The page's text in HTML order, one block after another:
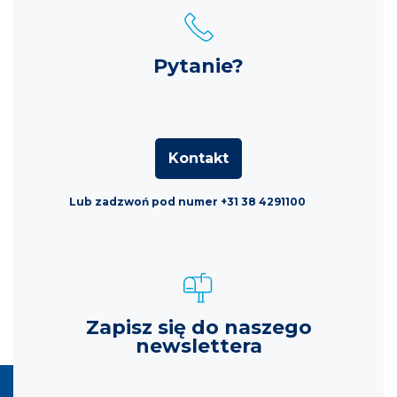
Pytanie?
Kontakt
Lub zadzwoń pod numer +31 38 4291100
Zapisz się do naszego
newslettera